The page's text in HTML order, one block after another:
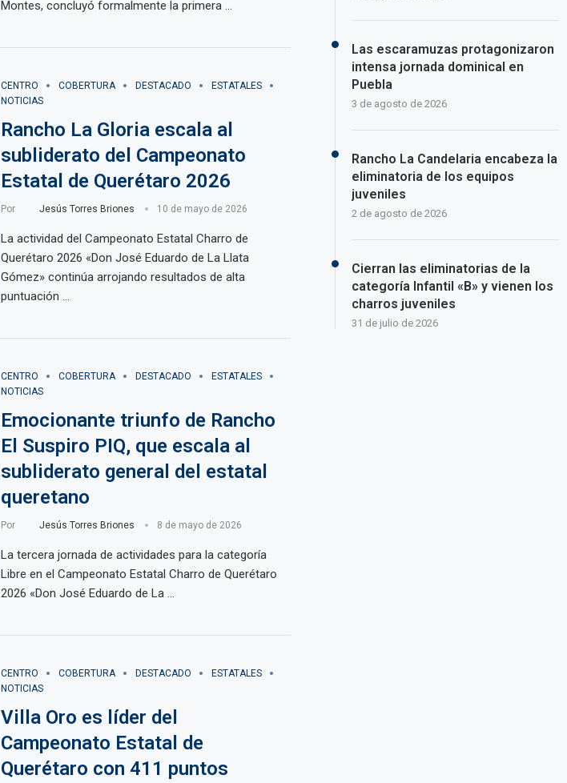
Montes, concluyó formalmente la primera …
CENTRO COBERTURA DESTACADO
ESTATALES
NOTICIAS
Rancho La Gloria escala al
subliderato del Campeonato
Estatal de Querétaro 2026
Por Jesús Torres Briones 10 de mayo de 2026
La actividad del Campeonato Estatal Charro de
Querétaro 2026 «Don José Eduardo de La Llata
Gómez» continúa arrojando resultados de alta
puntuación …
CENTRO COBERTURA DESTACADO
ESTATALES
NOTICIAS
Emocionante triunfo de Rancho
El Suspiro PIQ, que escala al
subliderato general del estatal
queretano
Por Jesús Torres Briones 8 de mayo de 2026
La tercera jornada de actividades para la categoría
Libre en el Campeonato Estatal Charro de Querétaro
2026 «Don José Eduardo de La …
CENTRO COBERTURA DESTACADO
ESTATALES
NOTICIAS
Villa Oro es líder del
Campeonato Estatal de
Querétaro con 411 puntos
Las escaramuzas protagonizaron
intensa jornada dominical en
Puebla
3 de agosto de 2026
Rancho La Candelaria encabeza la
eliminatoria de los equipos
juveniles
2 de agosto de 2026
Cierran las eliminatorias de la
categoría Infantil «B» y vienen los
charros juveniles
31 de julio de 2026